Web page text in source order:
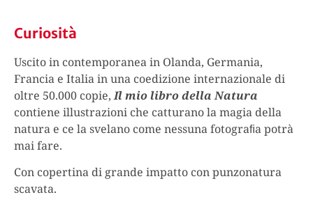
Curiosità
Uscito in contemporanea in Olanda, Germania,
Francia e Italia in una coedizione internazionale di
oltre 50.000 copie,Il mio libro della Natura
contiene illustrazioni che catturano la magia della
natura e ce la svelano come nessuna fotograﬁa potrà
mai fare.
Con copertina di grande impatto con punzonatura
scavata.